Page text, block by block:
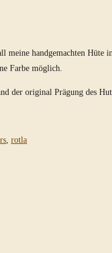
handgemachten
Farbe möglich.
original Prägung des
, rotla